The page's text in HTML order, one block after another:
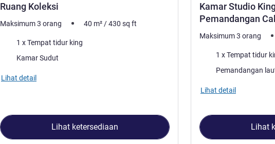
Ruang Koleksi
Maksimum 3 orang 40 m² /430 sq ft
Selimut1 x Tempat tidur king
Sebagian besar akomodasi:
Kamar Sudut
Lihat detail
Lihat ketersediaan
Kamar Studio
Pemandangan
Maksimum 3 orang
Selimut1 x Tempat tidur
Pemandangan:
Pemandangan
Lihat detail
Lihat